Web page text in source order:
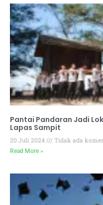
Pantai Pandaran Jadi
Lapas Sampit
20 Juli 2024 Tidak ada
Read More »